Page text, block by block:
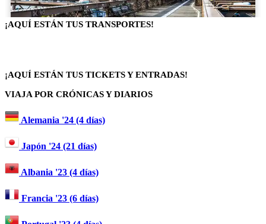
¡AQUÍ ESTÁN TUS TRANSPORTES!
¡AQUÍ ESTÁN TUS TICKETS Y ENTRADAS!
VIAJA POR CRÓNICAS Y DIARIOS
Alemania '24 (4 días)
Japón '24 (21 días)
Albania '23 (4 días)
Francia '23 (6 días)